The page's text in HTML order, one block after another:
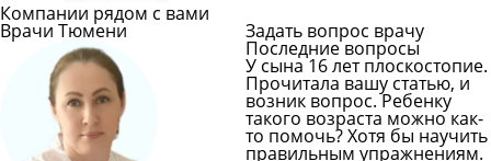
Компании рядом с вами
Врачи Тюмени Задать вопрос врачу
Последние вопросы
У сына 16 лет плоскостопие.
Прочитала вашу статью, и
возник вопрос. Ребенку
такого возраста можно как-
то помочь? Хотя бы научить
правильным упражнениям.